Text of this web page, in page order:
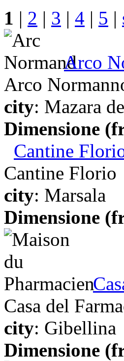
1 | 2 | 3 | 4 | 5 |
Arco
Arco
city: Mazara
Dimensione
Cantine
Cantine Florio
city: Marsala
Dimensione
Casa del
city: Gibellina
Dimensione